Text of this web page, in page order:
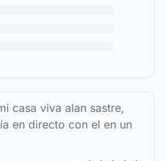
casa viva alan sastre,
en directo con el en un